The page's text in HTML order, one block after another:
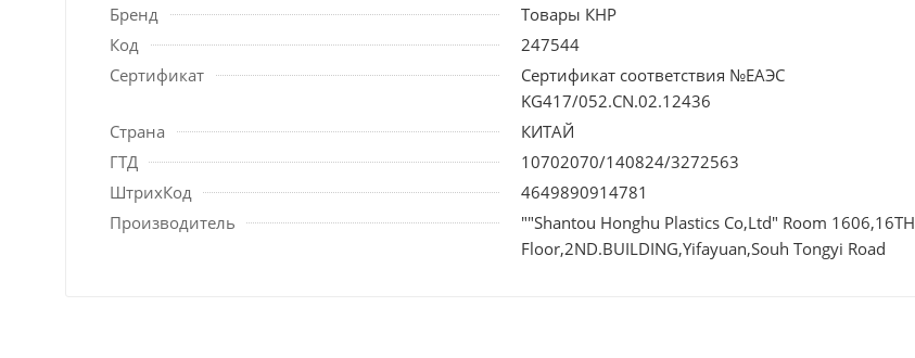
Бренд
Товары КНР
Код
247544
Сертификат
Сертификат соответствия №ЕАЭС
KG417/052.CN.02.12436
Страна
КИТАЙ
ГТД
10702070/140824/3272563
ШтрихКод
4649890914781
Производитель
""Shantou Honghu Plastics Co,Ltd" Room 1606,16TH
Floor,2ND.BUILDING,Yifayuan,Souh Tongyi Road